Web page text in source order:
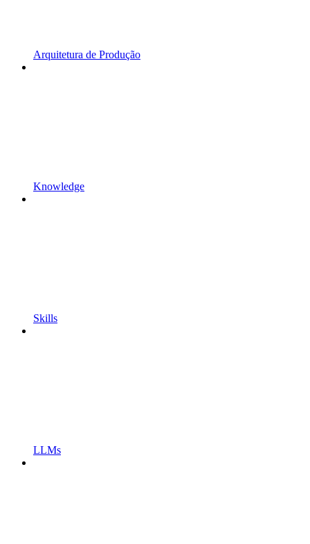
Arquitetura de Produção
Knowledge
Skills
LLMs